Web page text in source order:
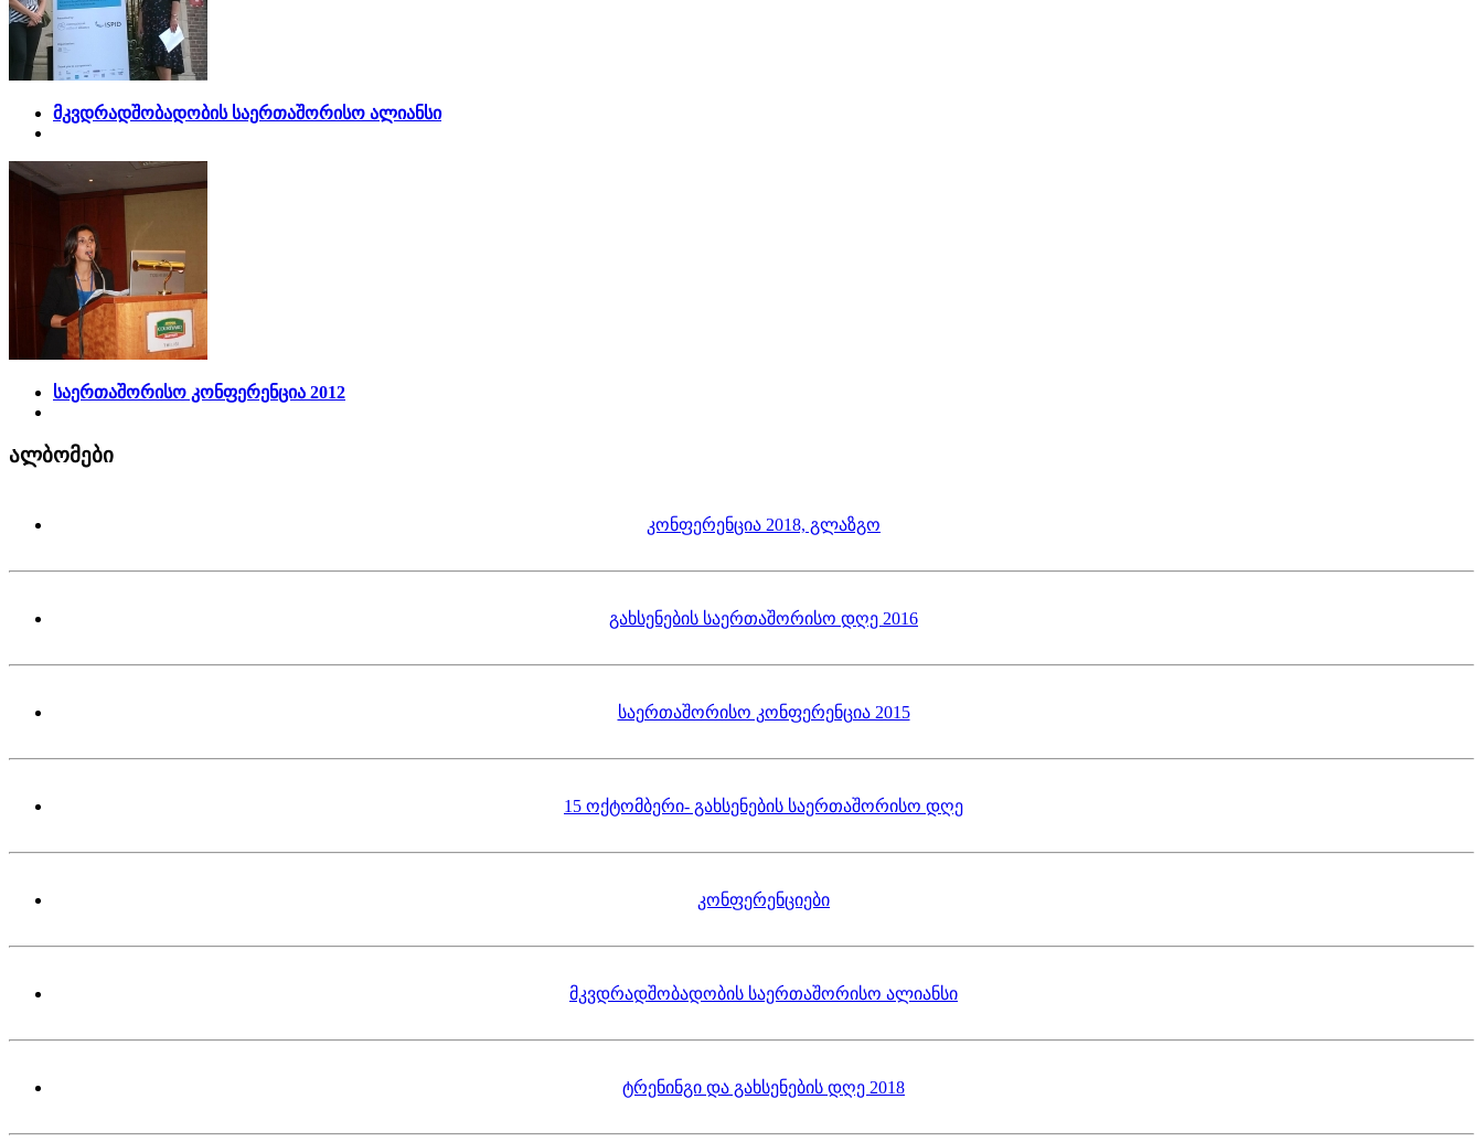
მკვდრადშობადობის საერთაშორისო ალიანსი
საერთაშორისო კონფერენცია 2012
ალბომები
კონფერენცია 2018, გლაზგო
გახსენების საერთაშორისო დღე 2016
საერთაშორისო კონფერენცია 2015
15 ოქტომბერი- გახსენების საერთაშორისო დღე
კონფერენციები
მკვდრადშობადობის საერთაშორისო ალიანსი
ტრენინგი და გახსენების დღე 2018